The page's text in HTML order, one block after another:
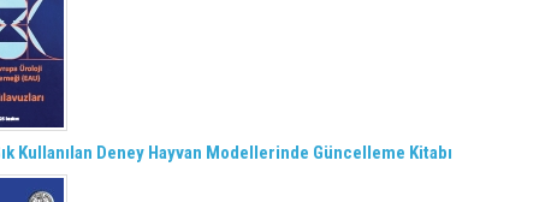
Kullanılan Deney Hayvan Modellerinde Güncelleme Kitabı